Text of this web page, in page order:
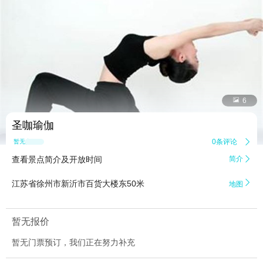
 6
圣咖瑜伽
暂无点评 0条评论 
查看景点简介及开放时间 简介 
江苏省徐州市新沂市百货大楼东50米 地图 
暂无报价
暂无门票预订，我们正在努力补充